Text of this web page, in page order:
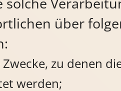
über
Zwecke, zu denen
werden;